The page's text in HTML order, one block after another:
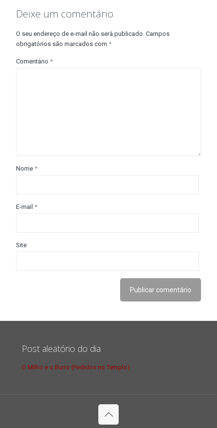
Deixe um comentário
O seu endereço de e-mail não será publicado. Campos
obrigatórios são marcados com *
Comentário *
Nome *
E-mail *
Site
Post aleatório do dia
O Milho e o Burro (Pedidos no Templo)